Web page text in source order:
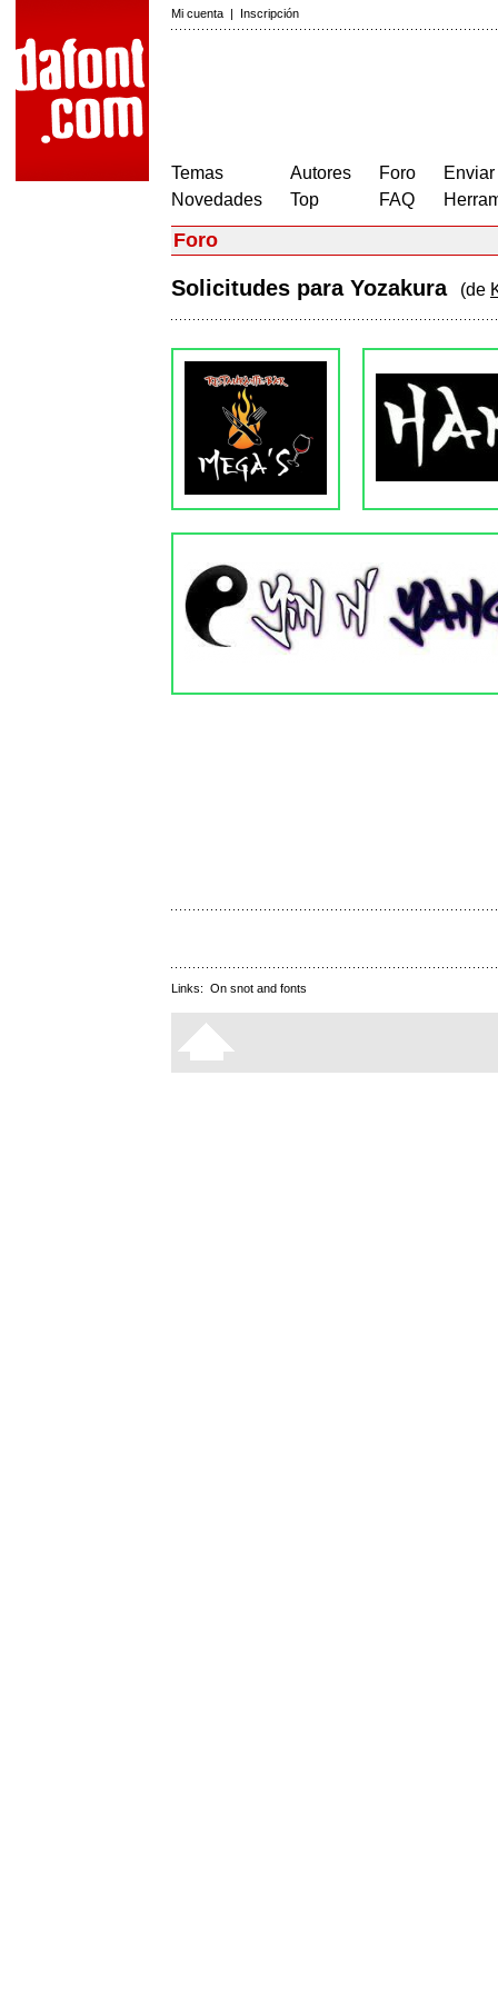
Mi cuenta | Inscripción
Temas
Novedades
Autores
Top
Foro
FAQ
Foro
Solicitudes para Yozakura (de
Links: On snot and fonts